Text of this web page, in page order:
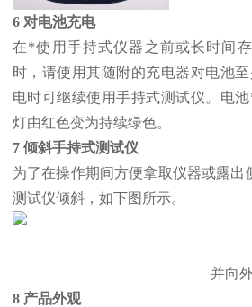
6 对电池充电
在*使用手持式仪器之前或长时间
时，请使用其随附的充电器对电池
电时可继续使用手持式测试仪。电
灯由红色变为持续绿色。
7 倾斜手持式测试仪
为了在操作期间方便拿取仪器或露出
测试仪倾斜，如下图所示。
并向外
8 产品外观